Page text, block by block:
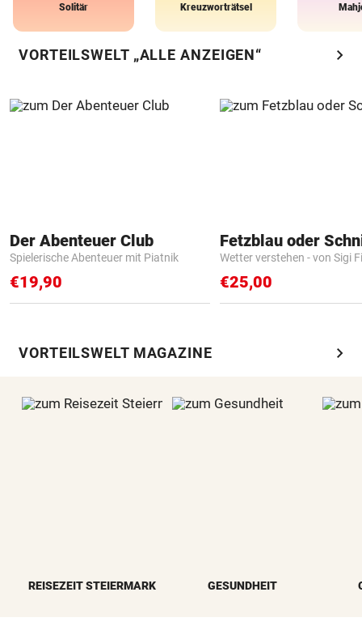
Solitär Kreuzworträtsel
VORTEILSWELT „ALLE ANZEIGEN“ chevron_right
Der Abenteuer Club
Spielerische Abenteuer mit Piatnik
€19,90
Fetzblau oder
Wetter verstehen - von Sigi
€25,00
VORTEILSWELT MAGAZINE chevron_right
REISEZEIT STEIERMARK GESUNDHEIT